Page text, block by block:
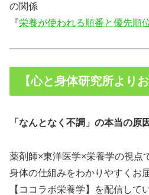
の関係
『栄養が使われる順番と優先順
【心と身体研究所より
「なんとなく不調」の本当の原
薬剤師×東洋医学×栄養学の視点
身体の仕組みをわかりやすくお
【ココラボ栄養学】を配信して